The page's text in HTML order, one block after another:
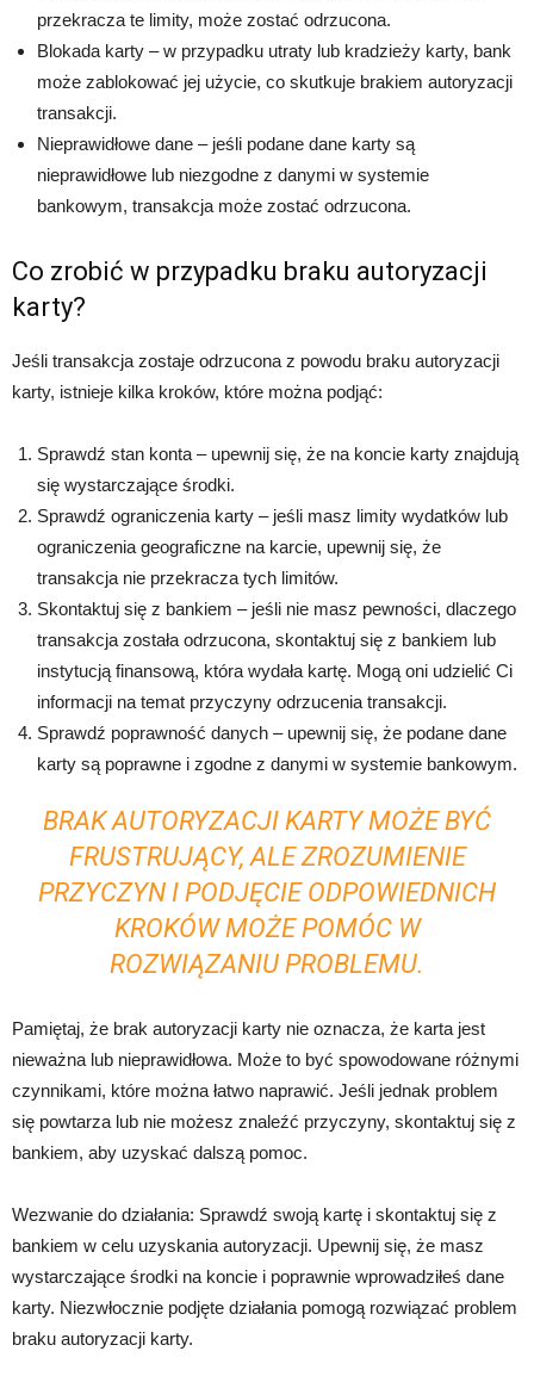
przekracza te limity, może zostać odrzucona.
Blokada karty – w przypadku utraty lub kradzieży karty, bank
może zablokować jej użycie, co skutkuje brakiem autoryzacji
transakcji.
Nieprawidłowe dane – jeśli podane dane karty są
nieprawidłowe lub niezgodne z danymi w systemie
bankowym, transakcja może zostać odrzucona.
Co zrobić w przypadku braku autoryzacji
karty?
Jeśli transakcja zostaje odrzucona z powodu braku autoryzacji
karty, istnieje kilka kroków, które można podjąć:
Sprawdź stan konta – upewnij się, że na koncie karty znajdują
się wystarczające środki.
Sprawdź ograniczenia karty – jeśli masz limity wydatków lub
ograniczenia geograficzne na karcie, upewnij się, że
transakcja nie przekracza tych limitów.
Skontaktuj się z bankiem – jeśli nie masz pewności, dlaczego
transakcja została odrzucona, skontaktuj się z bankiem lub
instytucją finansową, która wydała kartę. Mogą oni udzielić Ci
informacji na temat przyczyny odrzucenia transakcji.
Sprawdź poprawność danych – upewnij się, że podane dane
karty są poprawne i zgodne z danymi w systemie bankowym.
BRAK AUTORYZACJI KARTY MOŻE BYĆ
FRUSTRUJĄCY, ALE ZROZUMIENIE
PRZYCZYN I PODJĘCIE ODPOWIEDNICH
KROKÓW MOŻE POMÓC W
ROZWIĄZANIU PROBLEMU.
Pamiętaj, że brak autoryzacji karty nie oznacza, że karta jest
nieważna lub nieprawidłowa. Może to być spowodowane różnymi
czynnikami, które można łatwo naprawić. Jeśli jednak problem
się powtarza lub nie możesz znaleźć przyczyny, skontaktuj się z
bankiem, aby uzyskać dalszą pomoc.
Wezwanie do działania: Sprawdź swoją kartę i skontaktuj się z
bankiem w celu uzyskania autoryzacji. Upewnij się, że masz
wystarczające środki na koncie i poprawnie wprowadziłeś dane
karty. Niezwłocznie podjęte działania pomogą rozwiązać problem
braku autoryzacji karty.